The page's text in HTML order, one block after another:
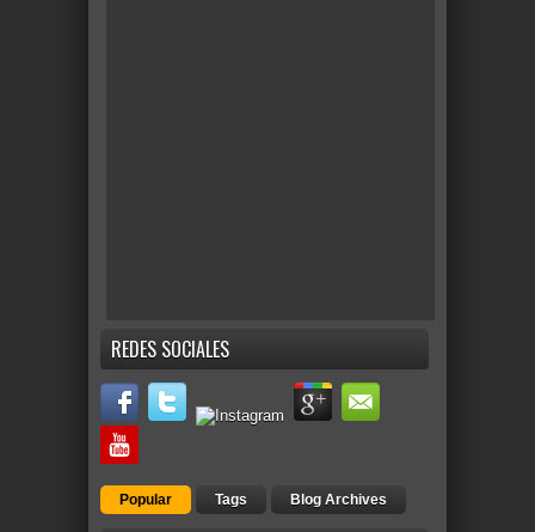
REDES SOCIALES
Popular Tags Blog Archives